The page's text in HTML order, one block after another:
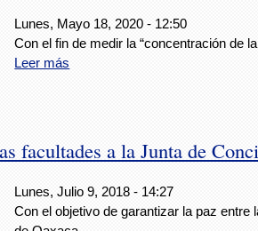
Lunes, Mayo 18, 2020 - 12:50
Con el fin de medir la “concentración de
Leer más
facultades a la Junta de
Lunes, Julio 9, 2018 - 14:27
Con el objetivo de garantizar la paz entre